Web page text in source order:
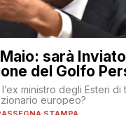
sarà
del Golfo
ministro degli Esteri di
europeo?